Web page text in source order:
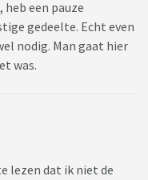
heb een pauze
gedeelte. Echt even
nodig. Man gaat hier
was.
lezen dat ik niet de